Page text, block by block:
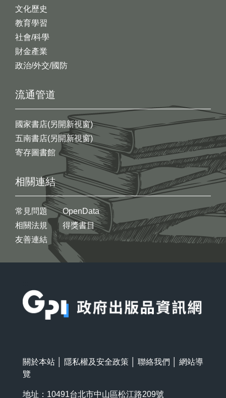
文化歷史
教育學習
社會/科學
財金產業
政治/外交/國防
流通管道
國家書店(另開新視窗)
五南書店(另開新視窗)
寄存圖書館
相關連結
常見問題
相關法規
友善連結
OpenData
得獎書目
關於本站 隱私權及安全政策 聯絡我們
網站導
覽
地址：10491台北市中山區松江路209號